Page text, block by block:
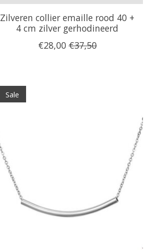
Zilveren collier emaille rood 40 +
4 cm zilver gerhodineerd
€28,00 €37,50
Sale